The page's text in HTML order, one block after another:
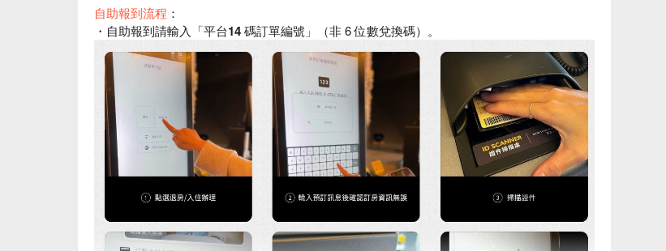
自助報到流程 ：
・自助報到請輸入「平台14 碼訂單編號 」（非 6 位數兌換碼）。